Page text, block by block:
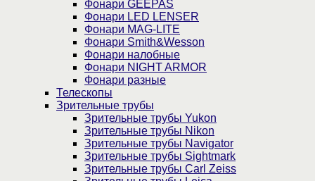
Фонари GEEPAS
Фонари LED LENSER
Фонари MAG-LITE
Фонари Smith&Wesson
Фонари налобные
Фонари NIGHT ARMOR
Фонари разные
Телескопы
Зрительные трубы
Зрительные трубы Yukon
Зрительные трубы Nikon
Зрительные трубы Navigator
Зрительные трубы Sightmark
Зрительные трубы Carl Zeiss